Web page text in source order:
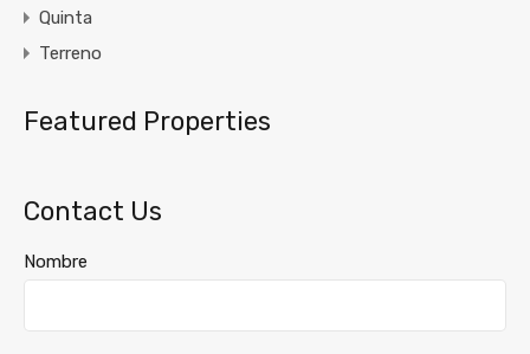
Quinta
Terreno
Featured Properties
Contact Us
Nombre